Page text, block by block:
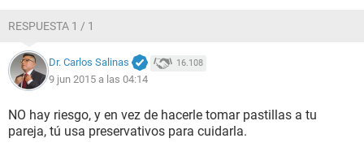
RESPUESTA 1 / 1
Dr. Carlos Salinas 16.108
9 jun 2015 a las 04:14
NO hay riesgo, y en vez de hacerle tomar pastillas a tu
pareja, tú usa preservativos para cuidarla.